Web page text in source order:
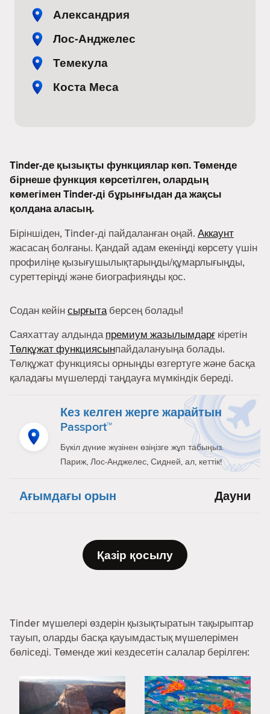
Александрия
Лос-Анджелес
Темекула
Коста Меса
Tinder-де қызықты функциялар көп. Төменде
бірнеше функция көрсетілген, олардың
көмегімен Tinder-ді бұрынғыдан да жақсы
қолдана аласың.
Біріншіден, Tinder-ді пайдаланған оңай. Аккаунт
жасасаң болғаны. Қандай адам екеніңді көрсету үшін
профиліңе қызығушылықтарыңды/құмарлығыңды,
суреттеріңді және биографияңды қос.
Содан кейінсырғытаберсең болады!
Саяхаттау алдындапремиум жазылымдарғ кіретін
Төлқұжат функциясынпайдалануыңа болады.
Төлқұжат функциясы орныңды өзгертуге және басқа
қаладағы мүшелерді таңдауға мүмкіндік береді.
Кез келген жерге жарайтын
Passport™
Бүкіл дүние жүзінен өзіңізге жұп табыңыз.
Париж, Лос-Анджелес, Сидней, ал, кеттік!
Ағымдағы орын Дауни
Қазір қосылу
Tinder мүшелері өздерін қызықтыратын тақырыптар
тауып, оларды басқа қауымдастық мүшелерімен
бөліседі. Төменде жиі кездесетін салалар берілген: